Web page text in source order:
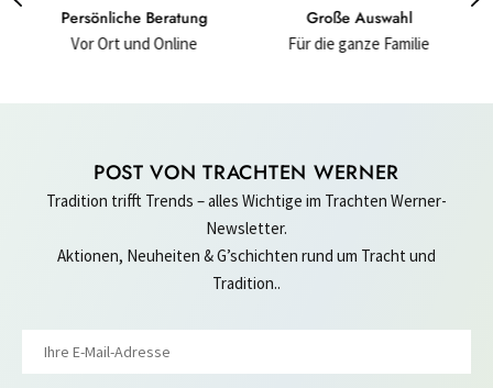
Große Auswahl
Für die ganze Familie
Hochwertige Materialien
Für ein gutes Gefühl
POST VON TRACHTEN WERNER
Tradition trifft Trends – alles Wichtige im Trachten Werner-
Newsletter.
Aktionen, Neuheiten & G’schichten rund um Tracht und
Tradition..